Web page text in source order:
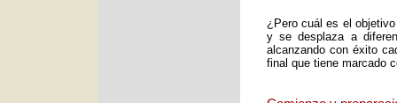
¿Pero cuál es el
y se desplaza a
alcanzando con éxito
final que tiene marcado